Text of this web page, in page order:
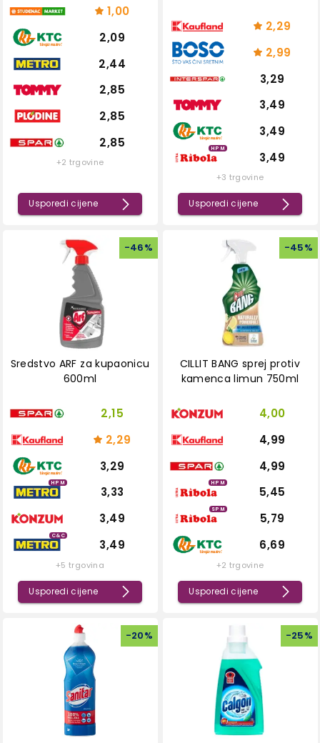
1,00
2,09
2,44
2,85
2,85
2,85
+2 trgovine
Usporedi cijene
2,29
2,99
3,29
3,49
3,49
HPM
3,49
+3 trgovine
Usporedi cijene
-46%
Sredstvo ARF za kupaonicu
600ml
2,15
2,29
3,29
HPM
3,33
3,49
C&C
3,49
+5 trgovina
Usporedi cijene
-45%
CILLIT BANG sprej protiv
kamenca limun 750ml
4,00
4,99
4,99
HPM
5,45
SPM
5,79
6,69
+2 trgovine
Usporedi cijene
-20% -25%